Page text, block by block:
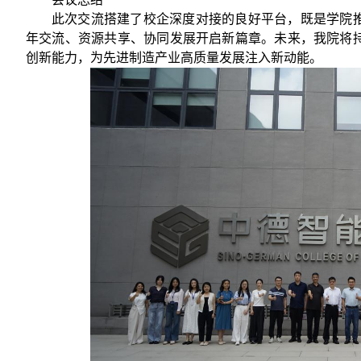
此次交流搭建了校企深度对接的良好平台，既是学
年交流、资源共享、协同发展开启新篇章。未来，我院
创新能力，为先进制造产业高质量发展注入新动能。